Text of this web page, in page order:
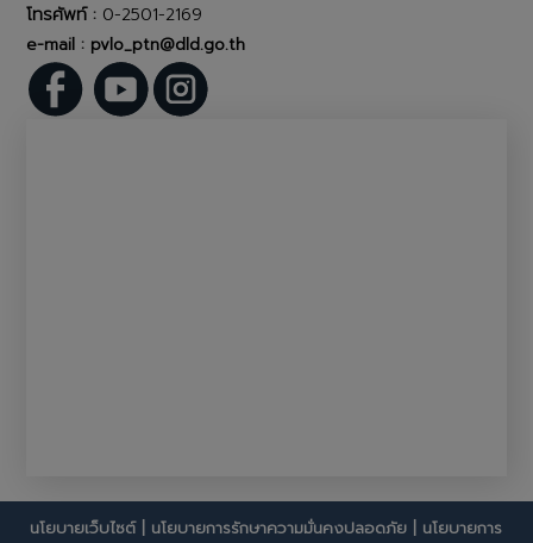
โทรศัพท์ : 0-2501-2169
e-mail : pvlo_ptn@dld.go.th
นโยบายเว็บไซต์| นโยบายการรักษาความมั่นคงปลอดภัย นโยบายการ